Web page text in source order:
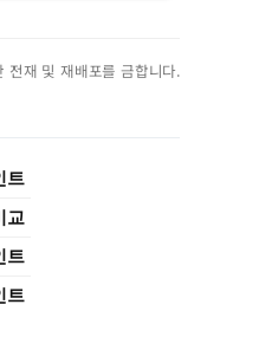
재 및 재배포를 금합니다.
트
교
트
트